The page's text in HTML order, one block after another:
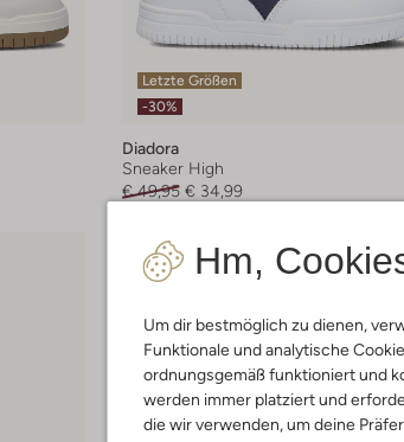
Hm,
Um dir bestmöglich zu dienen,
Funktionale und analytische
ordnungsgemäß funktioniert und
werden immer platziert und
die wir verwenden, um deine
Letzte Größen
-30%
Diadora
Sneaker High
€ 49,95 € 34,99